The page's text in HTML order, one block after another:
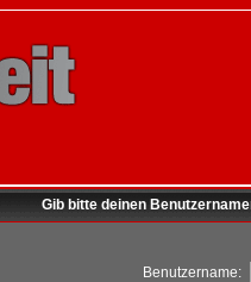
Gib bitte deinen
Benutzername: